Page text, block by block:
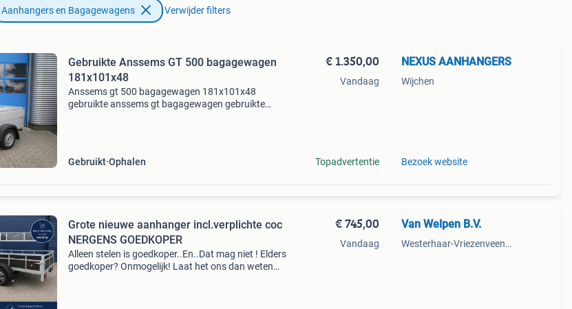
Aanhangers en Bagagewagens Verwijder filters
Gebruikte Anssems GT 500 bagagewagen
181x101x48
Anssems gt 500 bagagewagen 181x101x48
gebruikte anssems gt bagagewagen gebruikte
Gebruikt Ophalen
€ 1.350,00
Vandaag
Topadvertentie
NEXUS AANHANGERS
Wijchen
Bezoek website
Grote nieuwe aanhanger incl.verplichte coc
NERGENS GOEDKOPER
Alleen stelen is goedkoper..En..Dat mag niet ! Elders
goedkoper? Onmogelijk! Laat het ons dan weten
€ 745,00
Vandaag
Van Welpen B.V.
Westerhaar-Vriezenveensewijk